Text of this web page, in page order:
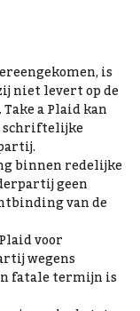
is
niet levert op de
a Plaid kan
schriftelijke
binnen redelijke
geen
van de
voor
wegens
fatale termijn is